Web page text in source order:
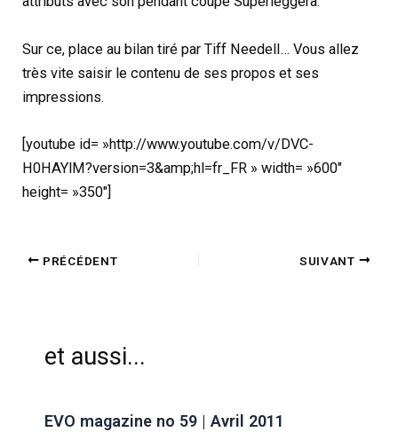
Sur ce, place au bilan tiré par Tiff Needell… Vous allez
très vite saisir le contenu de ses propos et ses
impressions.
[youtube id= »http://www.youtube.com/v/DVC-
H0HAYlM?version=3&amp;hl=fr_FR » width= »600″
height= »350″]
PRÉCÉDENT SUIVANT
et aussi...
EVO magazine no 59 | Avril 2011